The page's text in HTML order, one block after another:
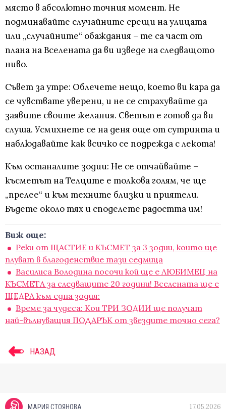
място в абсолютно точния момент. Не
подминавайте случайните срещи на улицата
или „случайните“ обаждания – те са част от
плана на Вселената да ви изведе на следващото
ниво.
Съвет за утре: Облечете нещо, което ви кара да
се чувствате уверени, и не се страхувайте да
заявите своите желания. Светът е готов да ви
слуша. Усмихнете се на деня още от сутринта и
наблюдавайте как всичко се подрежда с лекота!
Към останалите зодии: Не се отчайвайте –
късметът на Телците е толкова голям, че ще
„прелее“ и към техните близки и приятели.
Бъдете около тях и споделете радостта им!
Виж още:
Реки от ЩАСТИЕ и КЪСМЕТ за 3 зодии, които ще
плуват в благоденствие тази седмица
Василиса Володина посочи кой ще e ЛЮБИМЕЦ на
КЪСМЕТА за следващите 20 години! Вселената ще е
ЩЕДРА към една зодия:
Време за чудеса: Кои ТРИ ЗОДИИ ще получат
най-вълнуващия ПОДАРЪК от звездите точно сега?
НАЗАД
МАРИЯ СТОЯНОВА 17.05.2026